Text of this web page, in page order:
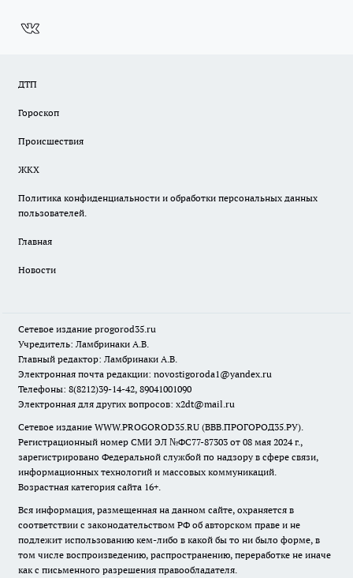
ДТП
Гороскоп
Происшествия
ЖКХ
Политика конфиденциальности и обработки персональных данных
пользователей.
Главная
Новости
Сетевое издание progorod35.ru
Учредитель: Ламбринаки А.В.
Главный редактор: Ламбринаки А.В.
Электронная почта редакции: novostigoroda1@yandex.ru
Телефоны: 8(8212)39-14-42, 89041001090
Электронная для других вопросов: x2dt@mail.ru
Сетевое издание WWW.PROGOROD35.RU (ВВВ.ПРОГОРОД35.РУ).
Регистрационный номер СМИ ЭЛ №ФС77-87303 от 08 мая 2024 г.,
зарегистрировано Федеральной службой по надзору в сфере связи,
информационных технологий и массовых коммуникаций.
Возрастная категория сайта 16+.
Вся информация, размещенная на данном сайте, охраняется в
соответствии с законодательством РФ об авторском праве и не
подлежит использованию кем-либо в какой бы то ни было форме, в
том числе воспроизведению, распространению, переработке не иначе
как с письменного разрешения правообладателя.